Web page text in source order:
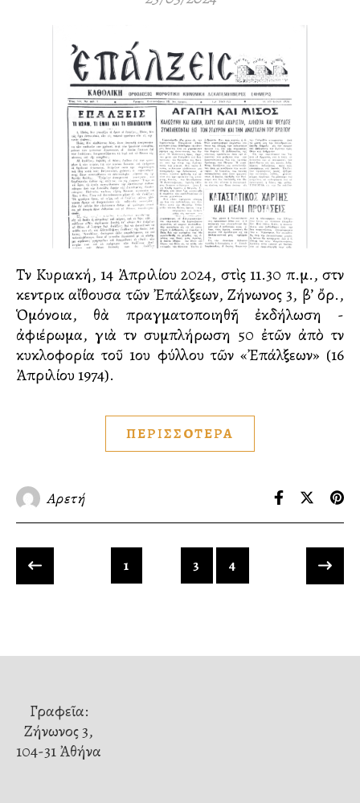
Τὴν Κυριακή, 14 Ἀπριλίου 2024, στὶς 11.30 π.μ., στὴν
κεντρικὴ αἴθουσα τῶν Ἐπάλξεων, Ζήνωνος 3, β’ ὄρ.,
Ὁμόνοια, θὰ πραγματοποιηθῆ ἐκδήλωση -
ἀφιέρωμα, γιὰ τὴν συμπλήρωση 50 ἐτῶν ἀπὸ τὴν
κυκλοφορία τοῦ 1ου φύλλου τῶν «Ἐπάλξεων» (16
Ἀπριλίου 1974).
ΠΕΡΙΣΣΟΤΕΡΑ
Αρετή
1 3 4
Γραφεῖα:
Ζήνωνος 3,
104-31 Ἀθήνα